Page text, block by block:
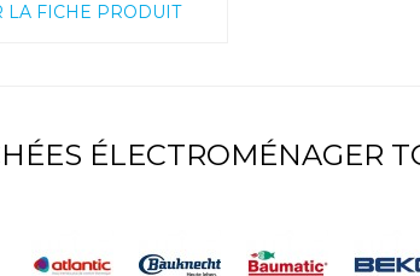
LA FICHE PRODUIT
ÉLECTROMÉNAGER